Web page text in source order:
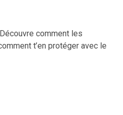
comment les
t’en protéger avec le